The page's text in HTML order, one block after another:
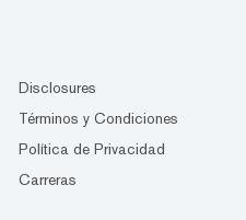
Disclosures
Términos y Condiciones
Política de Privacidad
Carreras